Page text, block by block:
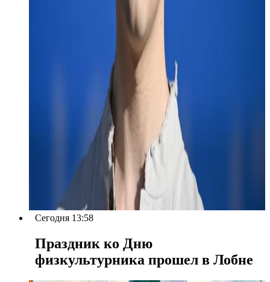
Сегодня 13:58
Праздник ко Дню
физкультурника прошел в Лобне